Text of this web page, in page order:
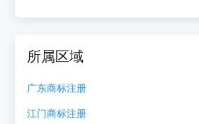
所属区域
广东商标注册
江门商标注册